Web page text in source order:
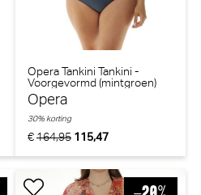
Opera Tankini Tankini -
Voorgevormd (mintgroen)
Opera
€164,95 115,47
30% korting